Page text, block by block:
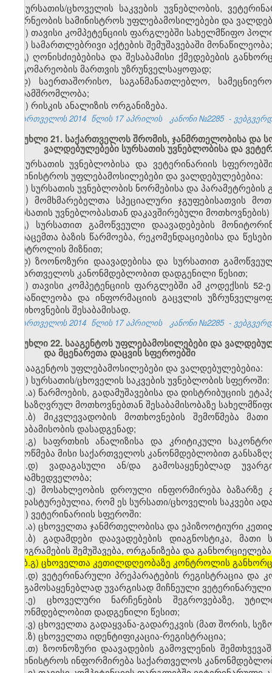
სურსათის/ცხოველის საკვების უვნებლობის,
მეურნეობის სამინისტროს უფლებამოსილებები და
ა) თავისი კომპეტენციის ფარგლებში სახელმწიფო
ბ) სამართლებრივი აქტების შემუშავებაში მონაწილეობა;
გ) ღონისძიებებისა და შესაბამისი ქმედებების
მდგომარეობის მართვის უზრუნველსაყოფად;
დ) საერთაშორისო, საგანმანათლებლო,
თანამშრომლობა;
ე) რისკის ანალიზის ორგანიზება.
საქართველოს 2014 წლის 17 აპრილის კანონი №2285 -
მუხლი 21. საქართველოს შრომის, ჯანმრთელობისა და
ვალდებულებები სურსათის უვნებლობისა და
სურსათის უვნებლობისა და ვეტერინარიის
სამინისტროს უფლებამოსილებები და ვალდებულებებია:
ა) სურსათის უვნებლობის ნორმებისა და
ბ) მომხმარებელთა სპეციალური ჯგუფებისათვის
სურსათის უვნებლობასთან დაკავშირებული
გ) სურსათით გამოწვეული დაავადებების
მონაცემთა ბაზის წარმოება, რეკომენდაციებისა და
კონტროლის მიზნით;
დ) ზოონოზური დაავადებისა და სურსათით
საქართველოს კანონმდებლობით დადგენილი წესით;
ე) თავისი კომპეტენციის ფარგლებში ამ კოდექსის
მონაწილეობა და ინფორმაციის გაცვლის
მოთხოვნების შესაბამისად.
საქართველოს 2014 წლის 17 აპრილის კანონი №2285 -
მუხლი 22. სააგენტოს უფლებამოსილებები და
და მცენარეთა დაცვის სფეროებში
სააგენტოს უფლებამოსილებები და ვალდებულებებია:
ა) სურსათის/ცხოველის საკვების უვნებლობის სფეროში:
ა.ა) წარმოების, გადამუშავებისა და დისტრიბუციის
განსაზღვრულ მოთხოვნებთან შესაბამისობაზე
ა.ბ) მიკვლევადობის მოთხოვნების შემოწმება
შესაბამისობის დასადგენად;
ა.გ) საფრთხის ანალიზისა და კრიტიკული
შემოწმება მისი საქართველოს კანონმდებლობით
ა.დ) ვადაგასული ან/და გამოსაყენებლად
ზედამხედველობა;
ა.ე) მოსახლეობის დროული ინფორმირება ბაზარზე
დადასტურებულია, რომ ეს სურსათი/ცხოველის საკვები
ბ) ვეტერინარიის სფეროში:
ბ.ა) ცხოველთა ჯანმრთელობისა და ეპიზოოტიური
ბ.ბ) გადამდები დაავადებების დიაგნოსტიკა,
პროგრამების შემუშავება, ორგანიზება და
[ბ.გ) ცხოველთა კეთილდღეობაზე კონტროლის
ბ.დ) ვეტერინარული პრეპარატების რეგისტრაცია
და გამოსაყენებლად უვარგისად მიჩნეული
ბ.ე) ცხოველური ნარჩენების შეგროვებაზე,
კანონმდებლობით დადგენილი წესით;
ბ.ვ) ცხოველთა გადაყვანა-გადარეკვის (მათ შორის,
ბ.ზ) ცხოველთა იდენტიფიკაცია-რეგისტრაცია;
ბ.თ) ზოონოზური დაავადების გამოვლენის
სამინისტროს ინფორმირება საქართველოს